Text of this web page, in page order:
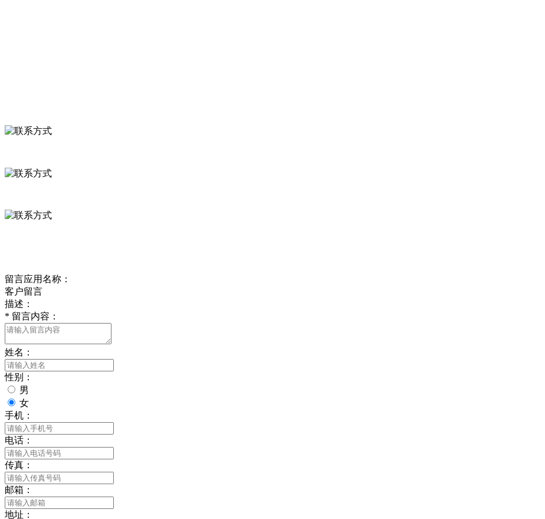
留言应用名称：
客户留言
描述：
* 留言内容：
姓名：
性别：
男
女
手机：
电话：
传真：
邮箱：
地址：